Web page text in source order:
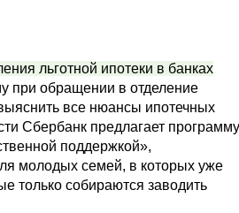
льготной ипотеки в банках
при обращении в отделение
все нюансы ипотечных
Сбербанк предлагает программу
поддержкой»,
молодых семей, в которых уже
только собираются заводить